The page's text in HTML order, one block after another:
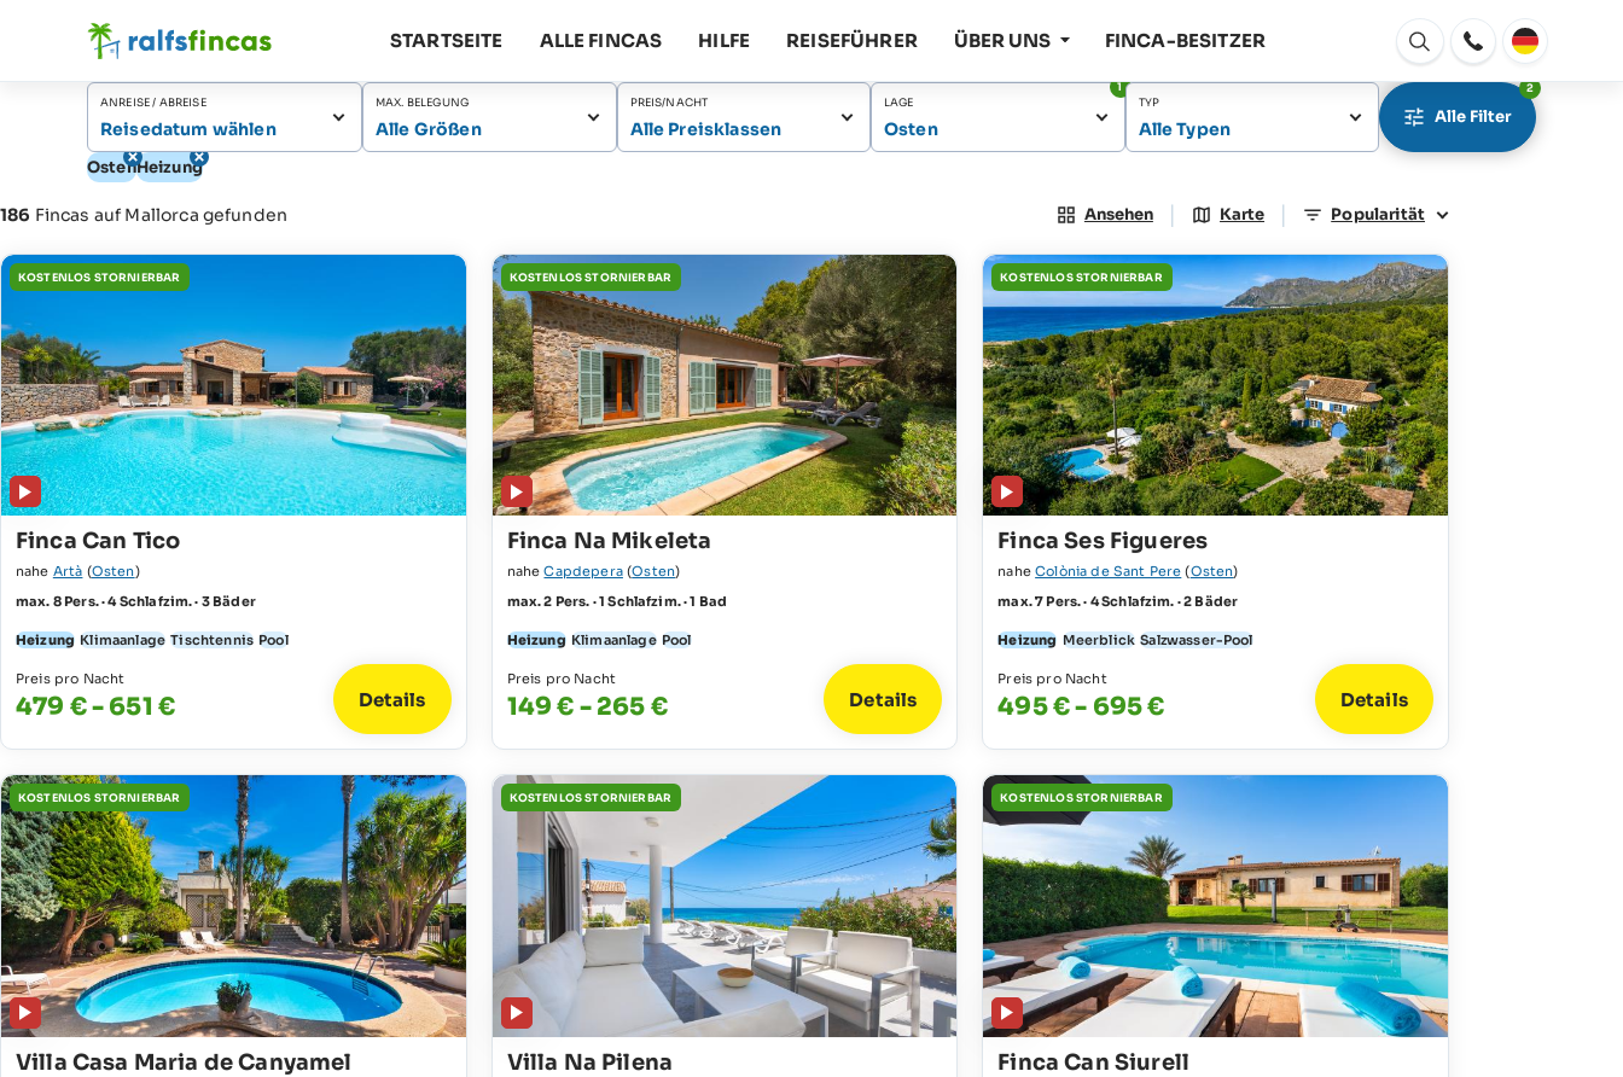
STARTSEITE ALLE FINCAS HILFE REISEFÜHRER ÜBER UNS FINCA-BESITZER
Fenster
Öffnen
ANREISE / ABREISE
Reisedatum wählen
MAX. BELEGUNG
Alle Größen
PREIS/NACHT
Alle Preisklassen
LAGE
Osten
1
TYP
Alle Typen
Alle Filter
2
OstenHeizung
186 Fincas auf Mallorca gefunden Ansehen | Karte | Popularität
KOSTENLOS STORNIERBAR
Finca Can Tico
nahe Artà (Osten)
max. 8 Pers. · 4 Schlafzim. · 3 Bäder
Heizung Klimaanlage Tischtennis Pool
Preis pro Nacht
479 € - 651 € Details
KOSTENLOS STORNIERBAR
Finca Na Mikeleta
naheCapdepera(Osten)
max. 2 Pers. · 1 Schlafzim. · 1 Bad
Heizung Klimaanlage Pool
Preis pro Nacht
149 € - 265 € Details
KOSTENLOS STORNIERBAR
Finca Ses Figueres
naheColònia de Sant Pere (Osten)
max. 7 Pers. · 4 Schlafzim. · 2 Bäder
Heizung Meerblick Salzwasser-Pool
Preis pro Nacht
495 € - 695 € Details
KOSTENLOS STORNIERBAR
Villa Casa Maria de Canyamel
KOSTENLOS STORNIERBAR
Villa Na Pilena
KOSTENLOS STORNIERBAR
Finca Can Siurell